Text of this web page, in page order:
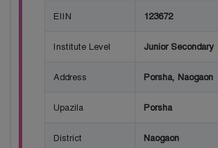
EIIN 123672
Institute Level Junior Secondary
Address Porsha, Naogaon
Upazila Porsha
District Naogaon